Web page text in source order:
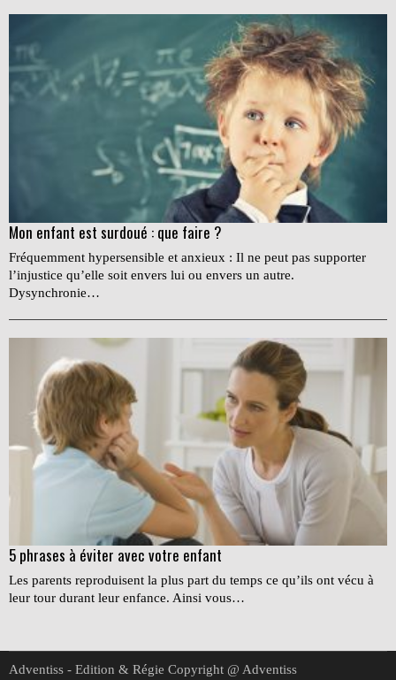
Mon enfant est surdoué : que faire ?
Fréquemment hypersensible et anxieux : Il ne peut pas supporter
l’injustice qu’elle soit envers lui ou envers un autre.
Dysynchronie…
5 phrases à éviter avec votre enfant
Les parents reproduisent la plus part du temps ce qu’ils ont vécu à
leur tour durant leur enfance. Ainsi vous…
Adventiss - Edition & Régie Copyright @ Adventiss